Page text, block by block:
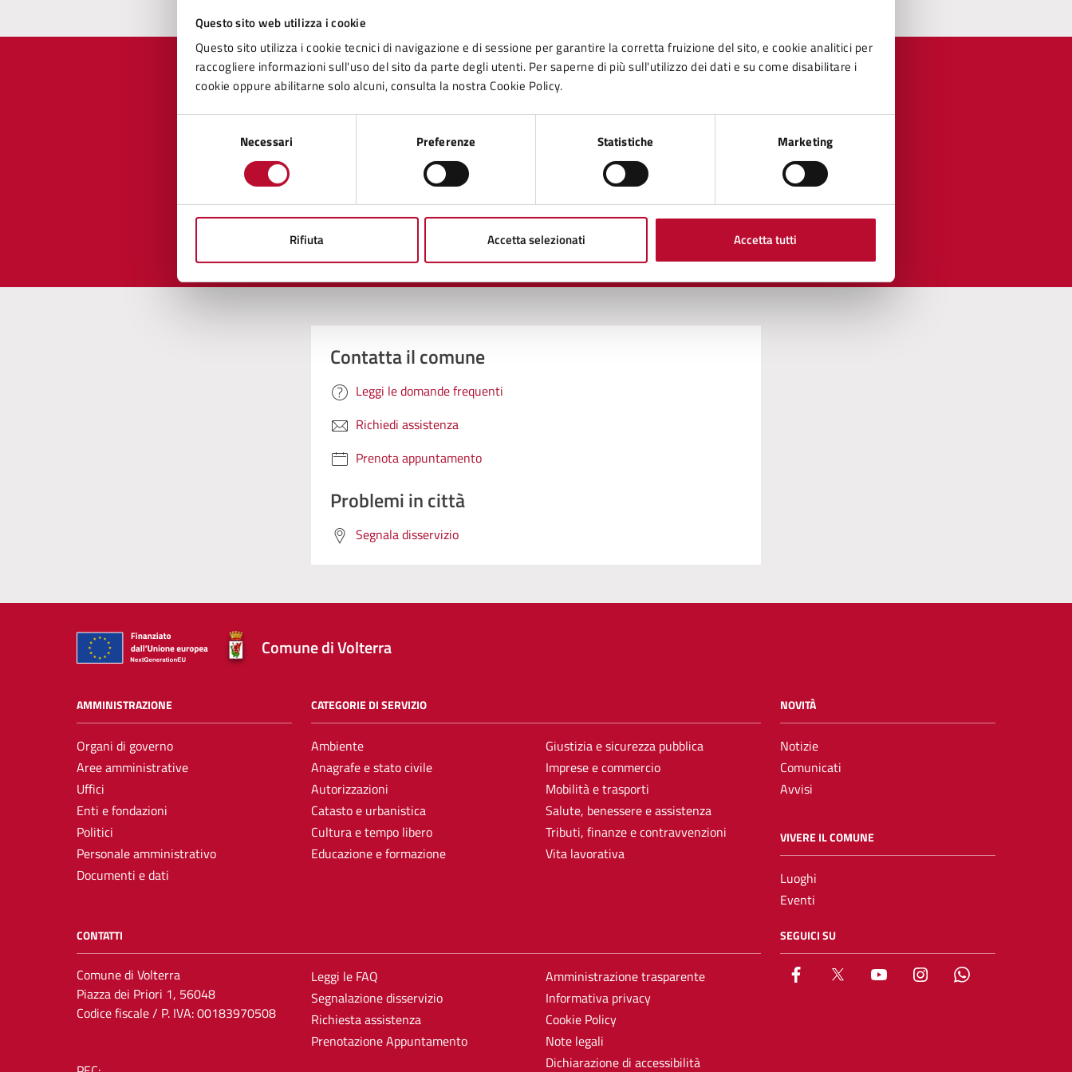
Questo sito web utilizza i cookie
Questo sito utilizza i cookie tecnici di navigazione e di sessione per garantire la corretta fruizione del sito, e cookie analitici per
raccogliere informazioni sull'uso del sito da parte degli utenti. Per saperne di più sull'utilizzo dei dati e su come disabilitare i
cookie oppure abilitarne solo alcuni, consulta la nostra Cookie Policy.
Necessari Preferenze Statistiche Marketing
Rifiuta Accetta selezionati Accetta tutti
Quanto sono chiare le informazioni su questa
Valuta 5 stelle su 5
Valuta 4 stelle su 5
Valuta 3 stelle su 5
Valuta 2 stelle su 5
Valuta 1 stelle su 5
Contatta il comune
Leggi le domande frequenti
Richiedi assistenza
Prenota appuntamento
Problemi in città
Segnala disservizio
Comune di Volterra
AMMINISTRAZIONE
Organi di governo
Aree amministrative
Uffici
Enti e fondazioni
Politici
Personale amministrativo
Documenti e dati
CATEGORIE DI SERVIZIO
Ambiente
Anagrafe e stato civile
Autorizzazioni
Catasto e urbanistica
Cultura e tempo libero
Educazione e formazione
Giustizia e sicurezza pubblica
Imprese e commercio
Mobilità e trasporti
Salute, benessere e assistenza
Tributi, finanze e contravvenzioni
Vita lavorativa
NOVITÀ
Notizie
Comunicati
Avvisi
VIVERE IL COMUNE
Luoghi
Eventi
CONTATTI
Comune di Volterra
Piazza dei Priori 1, 56048
Codice fiscale / P. IVA: 00183970508
Leggi le FAQ
Segnalazione disservizio
Richiesta assistenza
Prenotazione Appuntamento
Amministrazione trasparente
Informativa privacy
Cookie Policy
Note legali
Dichiarazione di accessibilità
SEGUICI SU
Facebook YouTube Instagram